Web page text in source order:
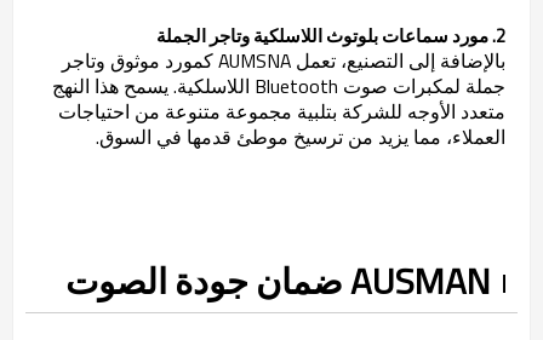
2. مورد سماعات بلوتوث اللاسلكية وتاجر الجملة
بالإضافة إلى التصنيع، تعمل AUMSNA كمورد موثوق وتاجر
جملة لمكبرات صوت Bluetooth اللاسلكية. يسمح هذا النهج
متعدد الأوجه للشركة بتلبية مجموعة متنوعة من احتياجات
العملاء، مما يزيد من ترسيخ موطئ قدمها في السوق.
AUSMAN ضمان جودة الصوت